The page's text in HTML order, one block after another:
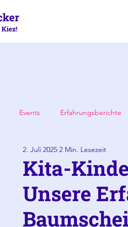
Kiez!
Events Erfahrungsberichte
Kita-
Unsere
2. Juli 2025 2 Min. Lesezeit